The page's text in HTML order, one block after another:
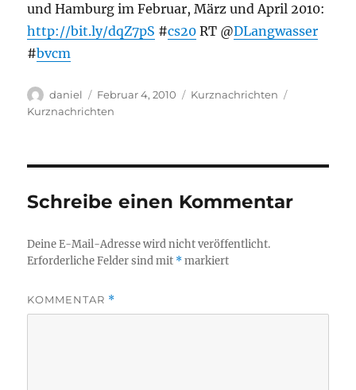
und Hamburg im Februar, März und April 2010:
http://bit.ly/dqZ7pS #cs20 RT @DLangwasser
#bvcm
Autor
daniel
Veröffentlicht
am
Februar 4, 2010 Kategorien
Kurznachrichten
Kurznachrichten
Schreibe einen Kommentar
Deine E-Mail-Adresse wird nicht veröffentlicht.
Erforderliche Felder sind mit *markiert
KOMMENTAR *